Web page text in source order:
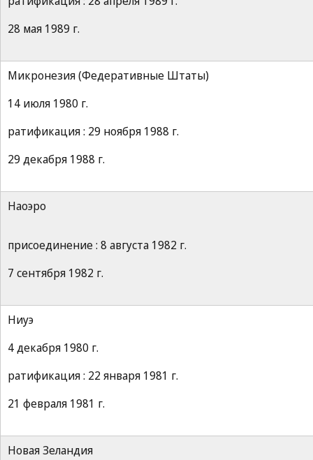
28 мая 1989 г.
Микронезия (Федеративные Штаты)
14 июля 1980 г.
ратификация : 29 ноября 1988 г.
29 декабря 1988 г.
Наоэро
присоединение : 8 августа 1982 г.
7 сентября 1982 г.
Ниуэ
4 декабря 1980 г.
ратификация : 22 января 1981 г.
21 февраля 1981 г.
Новая Зеландия